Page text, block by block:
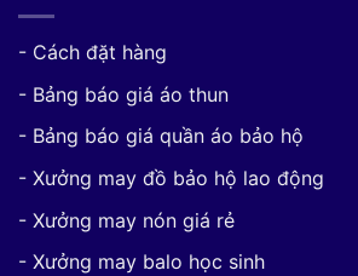
- Cách đặt hàng
- Bảng báo giá áo thun
- Bảng báo giá quần áo bảo hộ
- Xưởng may đồ bảo hộ lao động
- Xưởng may nón giá rẻ
- Xưởng may balo học sinh